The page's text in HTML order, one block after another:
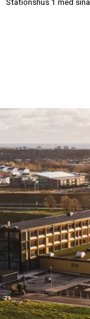
Stationshus 1 med